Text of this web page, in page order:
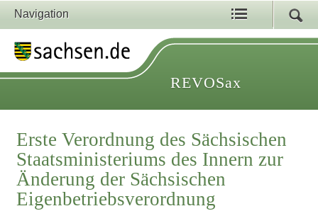
Navigation
REVOSax
Erste Verordnung des Sächsischen
Staatsministeriums des Innern zur
Änderung der Sächsischen
Eigenbetriebsverordnung